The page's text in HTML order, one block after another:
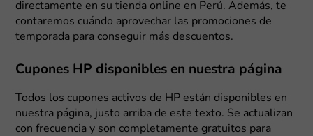
directamente en su tienda online en Perú. Además, te
contaremos cuándo aprovechar las promociones de
temporada para conseguir más descuentos.
Cupones HP disponibles en nuestra página
Todos los cupones activos de HP están disponibles en
nuestra página, justo arriba de este texto. Se actualizan
con frecuencia y son completamente gratuitos para